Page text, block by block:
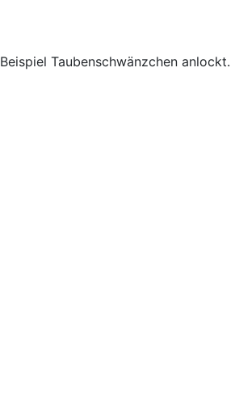
Taubenschwänzchen anlockt.